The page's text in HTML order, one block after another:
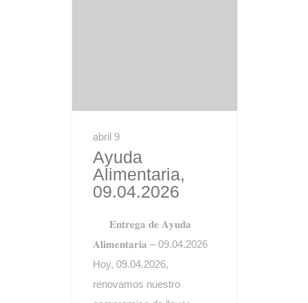
abril 9
Ayuda
Alimentaria,
09.04.2026
𝐄𝐧𝐭𝐫𝐞𝐠𝐚 𝐝𝐞 𝐀𝐲𝐮𝐝𝐚
𝐀𝐥𝐢𝐦𝐞𝐧𝐭𝐚𝐫𝐢𝐚 – 09.04.2026
Hoy, 09.04.2026,
renovamos nuestro